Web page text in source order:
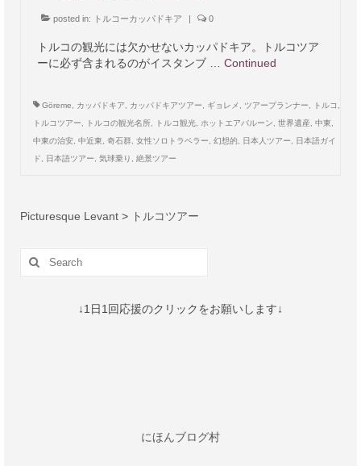
posted in: トルコーカッパドキア 0
トルコの観光には欠かせないカッパドキア。トルコツア
ーに必ず含まれるのがイスタンブ … Continued
Göreme, カッパドキア, カッパドキアツアー, ギョレメ , ツアープランナー, トルコ ,
トルコツアー, トルコの観光名所, トルコ観光, ホットエアバルーン, 世界遺産, 中東,
中東の治安, 中近東, 奇石群, 女性ソロトラベラー, 幻想的, 日本人ツアー, 日本語ガイ
ド, 日本語ツアー, 気球乗り , 絶景ツアー
Picturesque Levant > トルコツアー
Search
for:
↓1日1回応援のクリックをお願いします↓
館・大劇場・アルテミス神殿【所要時間・地図付